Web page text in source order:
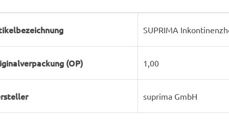
SUPRIMA
(OP) 1,00
suprima GmbH